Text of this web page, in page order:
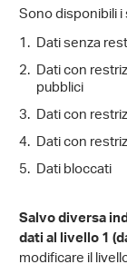
Sono disponibili
Dati senza
Dati con
pubblici
Dati con
Dati con
Dati bloccati
Salvo diversa
dati al livello 1
modificare il